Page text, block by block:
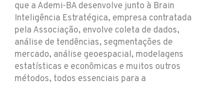
que a Ademi-BA desenvolve junto à Brain
Inteligência Estratégica, empresa contratada
pela Associação, envolve coleta de dados,
análise de tendências, segmentações de
mercado, análise geoespacial, modelagens
estatísticas e econômicas e muitos outros
métodos, todos essenciais para a